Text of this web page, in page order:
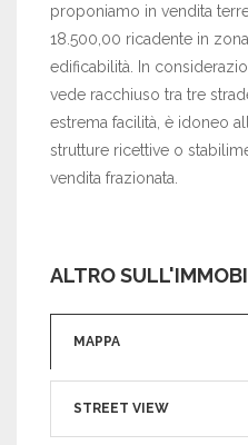
proponiamo in vendita
18.500,00 ricadente in
edificabilità. In
vede racchiuso tra tre
estrema facilità, è idoneo
strutture ricettive o
vendita frazionata.
ALTRO
MAPPA
STREET VIEW